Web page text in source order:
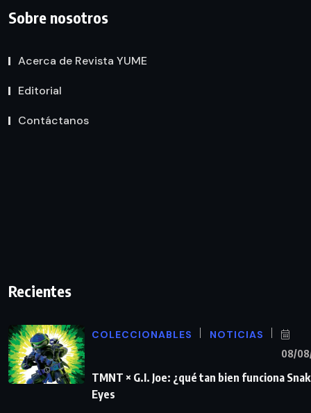
Sobre nosotros
Acerca de Revista YUME
Editorial
Contáctanos
Recientes
COLECCIONABLES NOTICIAS
08/
TMNT × G.I. Joe: ¿qué tan bien funciona
Eyes